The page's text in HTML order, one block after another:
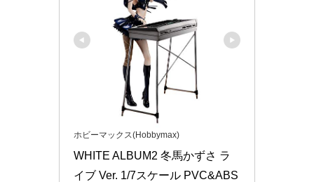
ホビーマックス(Hobbymax)
WHITE ALBUM2 冬馬かずさ ラ
イブ Ver. 1/7スケール PVC&ABS